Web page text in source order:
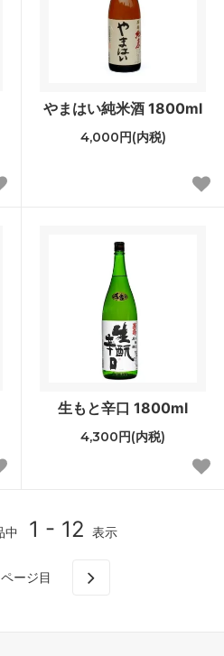
やまはい純米酒 1800ml
4,000円(内税)
生もと辛口 1800ml
4,300円(内税)
中 1 - 12 表示
ページ目